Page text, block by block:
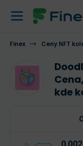
GRAF POPIS
Finex Ceny NFT
kde